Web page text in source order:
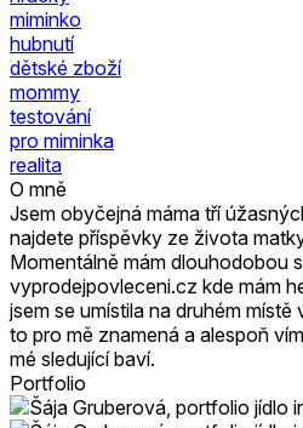
miminko
hubnutí
dětské zboží
mommy
testování
pro miminka
realita
O mně
Jsem obyčejná máma tří
najdete příspěvky ze života
Momentálně mám dlouhodobou
vyprodejpovleceni.cz kde mám
jsem se umístila na druhém
to pro mě znamená a alespoň
mé sledující baví.
Portfolio